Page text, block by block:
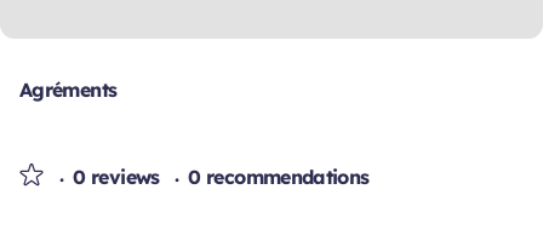
Agréments
0 reviews 0 recommendations